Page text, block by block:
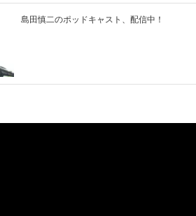
島田慎二のポッドキャスト、配信中！